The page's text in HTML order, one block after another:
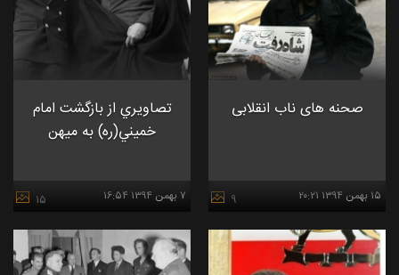
صحنه های ناب انقلابی
۱۵ بهمن ۱۳۹۴ ۲۰:۲۱ ۹
تصاويري از بازگشت امام
خميني(ره) به ميهن
۷ بهمن ۱۳۹۴ ۱۶:۵۴ ۱۵